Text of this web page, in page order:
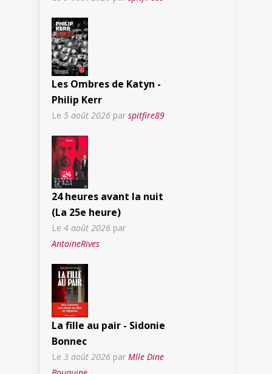
Les Ombres de Katyn -
Philip Kerr
Le 5 août 2026 par spitfire89
24 heures avant la nuit
(La 25e heure)
Le 4 août 2026 par
AntoineRives
La fille au pair - Sidonie
Bonnec
Le 3 août 2026 par Mlle Dine